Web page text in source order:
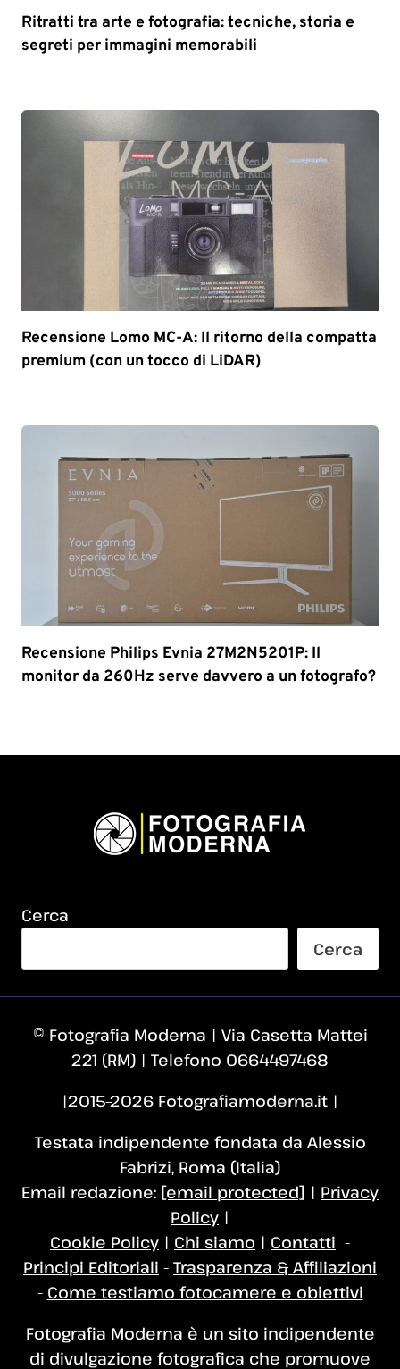
Ritratti tra arte e fotografia: tecniche, storia e
segreti per immagini memorabili
Recensione Lomo MC-A: Il ritorno della compatta
premium (con un tocco di LiDAR)
Recensione Philips Evnia 27M2N5201P: Il
monitor da 260Hz serve davvero a un fotografo?
Cerca
Cerca
© Fotografia Moderna | Via Casetta Mattei
221 (RM) | Telefono 0664497468
|2015–2026 Fotografiamoderna.it |
Testata indipendente fondata da Alessio
Fabrizi, Roma (Italia)
Email redazione: [email protected] | Privacy
Policy |
Cookie Policy | Chi siamo | Contatti -
Principi Editoriali - Trasparenza & Affiliazioni
- Come testiamo fotocamere e obiettivi
Fotografia Moderna è un sito indipendente
di divulgazione fotografica che promuove